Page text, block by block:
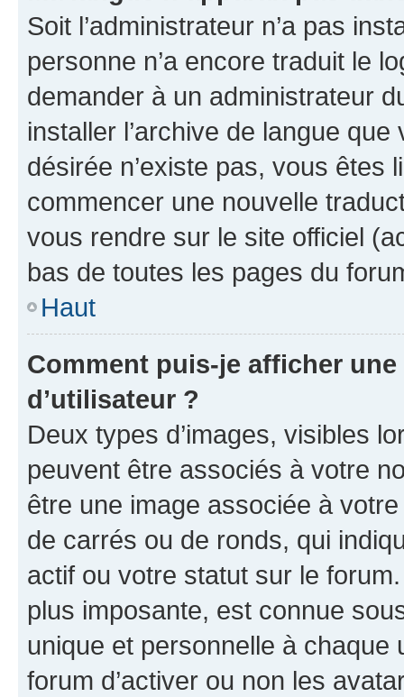
Soit l’administrateur n’a pas
personne n’a encore traduit le
demander à un administrateur
installer l’archive de langue
désirée n’existe pas, vous êtes
commencer une nouvelle
vous rendre sur le site officiel
bas de toutes les pages du
Haut
Comment puis-je afficher
d’utilisateur ?
Deux types d’images, visibles
peuvent être associés à votre
être une image associée à
de carrés ou de ronds, qui
actif ou votre statut sur le
plus imposante, est connue
unique et personnelle à chaque
forum d’activer ou non les